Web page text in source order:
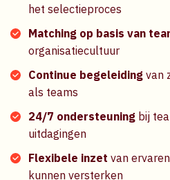
het selectieproces
Matching op basis van
organisatiecultuur
Continue begeleiding van
als teams
24/7 ondersteuning bij
uitdagingen
Flexibele inzet van
kunnen versterken